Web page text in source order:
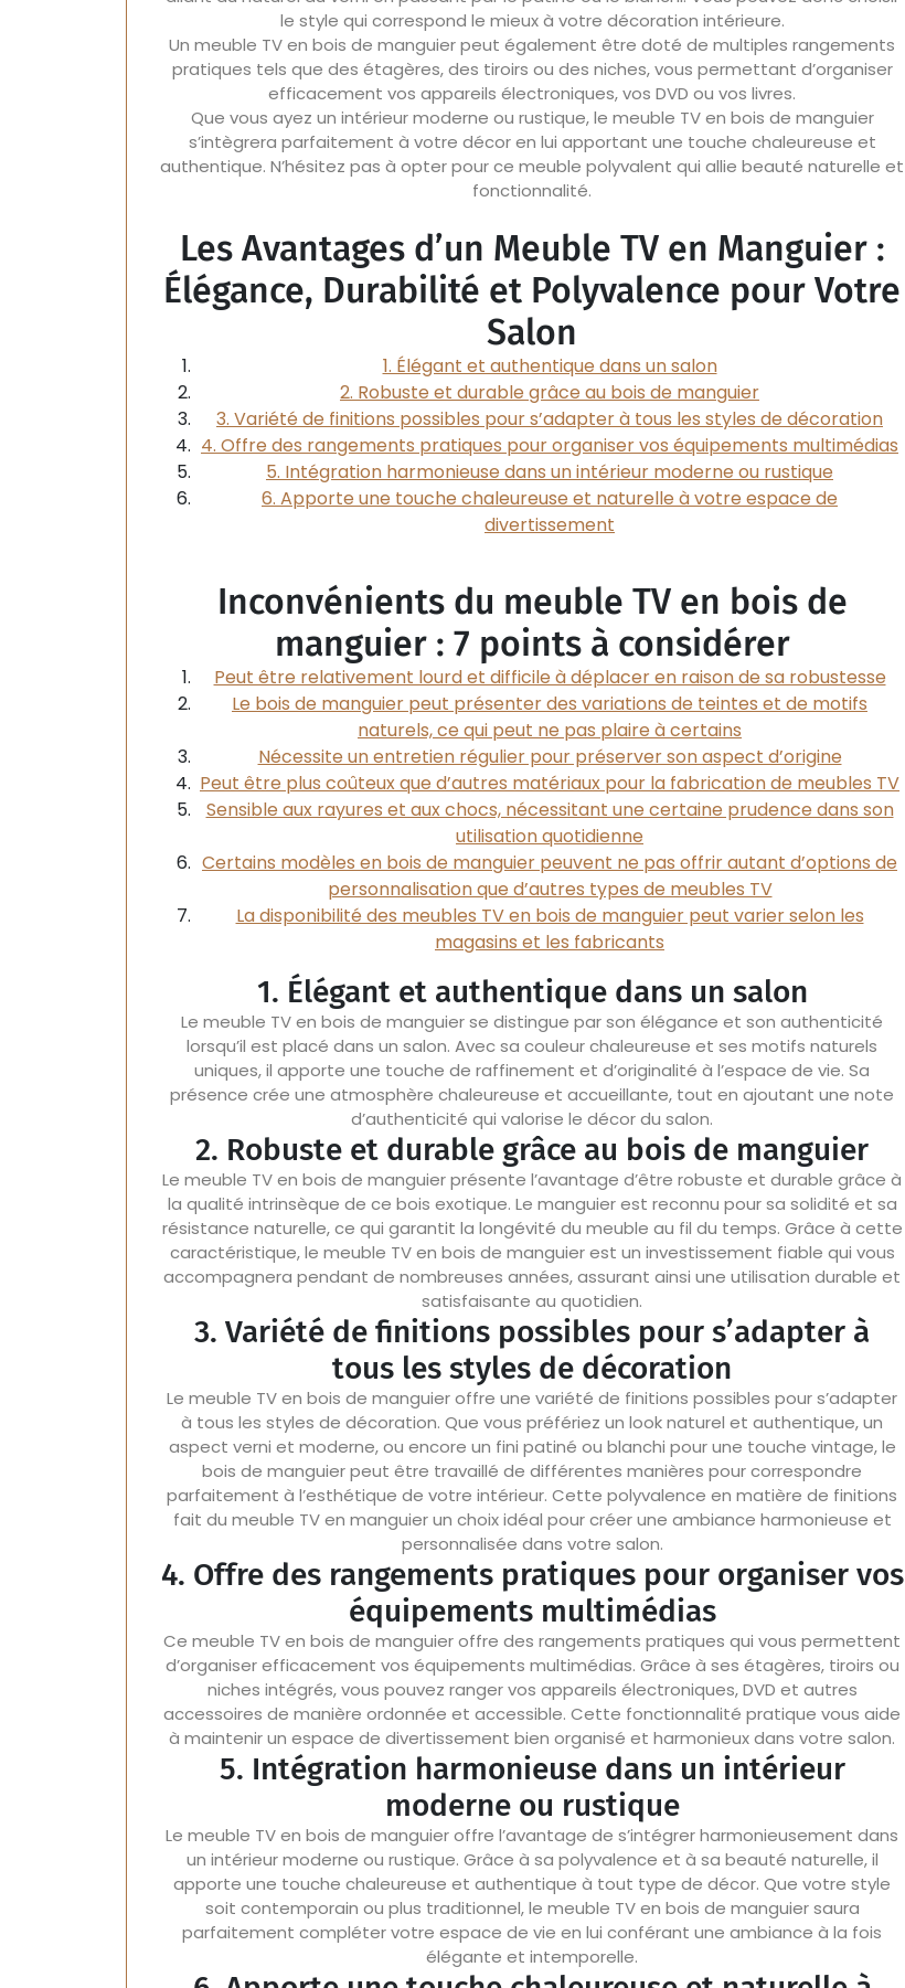
le style qui correspond le mieux à votre décoration intérieure.
Un meuble TV en bois de manguier peut également être doté de multiples rangements
pratiques tels que des étagères, des tiroirs ou des niches, vous permettant d’organiser
efficacement vos appareils électroniques, vos DVD ou vos livres.
Que vous ayez un intérieur moderne ou rustique, le meuble TV en bois de manguier
s’intègrera parfaitement à votre décor en lui apportant une touche chaleureuse et
authentique. N’hésitez pas à opter pour ce meuble polyvalent qui allie beauté naturelle et
fonctionnalité.
Les Avantages d’un Meuble TV en Manguier :
Élégance, Durabilité et Polyvalence pour Votre
Salon
1. Élégant et authentique dans un salon
2. Robuste et durable grâce au bois de manguier
3. Variété de finitions possibles pour s’adapter à tous les styles de décoration
4. Offre des rangements pratiques pour organiser vos équipements multimédias
5. Intégration harmonieuse dans un intérieur moderne ou rustique
6. Apporte une touche chaleureuse et naturelle à votre espace de
divertissement
Inconvénients du meuble TV en bois de
manguier : 7 points à considérer
Peut être relativement lourd et difficile à déplacer en raison de sa robustesse
Le bois de manguier peut présenter des variations de teintes et de motifs
naturels, ce qui peut ne pas plaire à certains
Nécessite un entretien régulier pour préserver son aspect d’origine
Peut être plus coûteux que d’autres matériaux pour la fabrication de meubles TV
Sensible aux rayures et aux chocs, nécessitant une certaine prudence dans son
utilisation quotidienne
Certains modèles en bois de manguier peuvent ne pas offrir autant d’options de
personnalisation que d’autres types de meubles TV
La disponibilité des meubles TV en bois de manguier peut varier selon les
magasins et les fabricants
1. Élégant et authentique dans un salon
Le meuble TV en bois de manguier se distingue par son élégance et son authenticité
lorsqu’il est placé dans un salon. Avec sa couleur chaleureuse et ses motifs naturels
uniques, il apporte une touche de raffinement et d’originalité à l’espace de vie. Sa
présence crée une atmosphère chaleureuse et accueillante, tout en ajoutant une note
d’authenticité qui valorise le décor du salon.
2. Robuste et durable grâce au bois de manguier
Le meuble TV en bois de manguier présente l’avantage d’être robuste et durable grâce à
la qualité intrinsèque de ce bois exotique. Le manguier est reconnu pour sa solidité et sa
résistance naturelle, ce qui garantit la longévité du meuble au fil du temps. Grâce à cette
caractéristique, le meuble TV en bois de manguier est un investissement fiable qui vous
accompagnera pendant de nombreuses années, assurant ainsi une utilisation durable et
satisfaisante au quotidien.
3. Variété de finitions possibles pour s’adapter à
tous les styles de décoration
Le meuble TV en bois de manguier offre une variété de finitions possibles pour s’adapter
à tous les styles de décoration. Que vous préfériez un look naturel et authentique, un
aspect verni et moderne, ou encore un fini patiné ou blanchi pour une touche vintage, le
bois de manguier peut être travaillé de différentes manières pour correspondre
parfaitement à l’esthétique de votre intérieur. Cette polyvalence en matière de finitions
fait du meuble TV en manguier un choix idéal pour créer une ambiance harmonieuse et
personnalisée dans votre salon.
4. Offre des rangements pratiques pour organiser vos
équipements multimédias
Ce meuble TV en bois de manguier offre des rangements pratiques qui vous permettent
d’organiser efficacement vos équipements multimédias. Grâce à ses étagères, tiroirs ou
niches intégrés, vous pouvez ranger vos appareils électroniques, DVD et autres
accessoires de manière ordonnée et accessible. Cette fonctionnalité pratique vous aide
à maintenir un espace de divertissement bien organisé et harmonieux dans votre salon.
5. Intégration harmonieuse dans un intérieur
moderne ou rustique
Le meuble TV en bois de manguier offre l’avantage de s’intégrer harmonieusement dans
un intérieur moderne ou rustique. Grâce à sa polyvalence et à sa beauté naturelle, il
apporte une touche chaleureuse et authentique à tout type de décor. Que votre style
soit contemporain ou plus traditionnel, le meuble TV en bois de manguier saura
parfaitement compléter votre espace de vie en lui conférant une ambiance à la fois
élégante et intemporelle.